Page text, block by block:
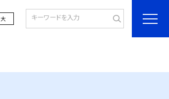
大